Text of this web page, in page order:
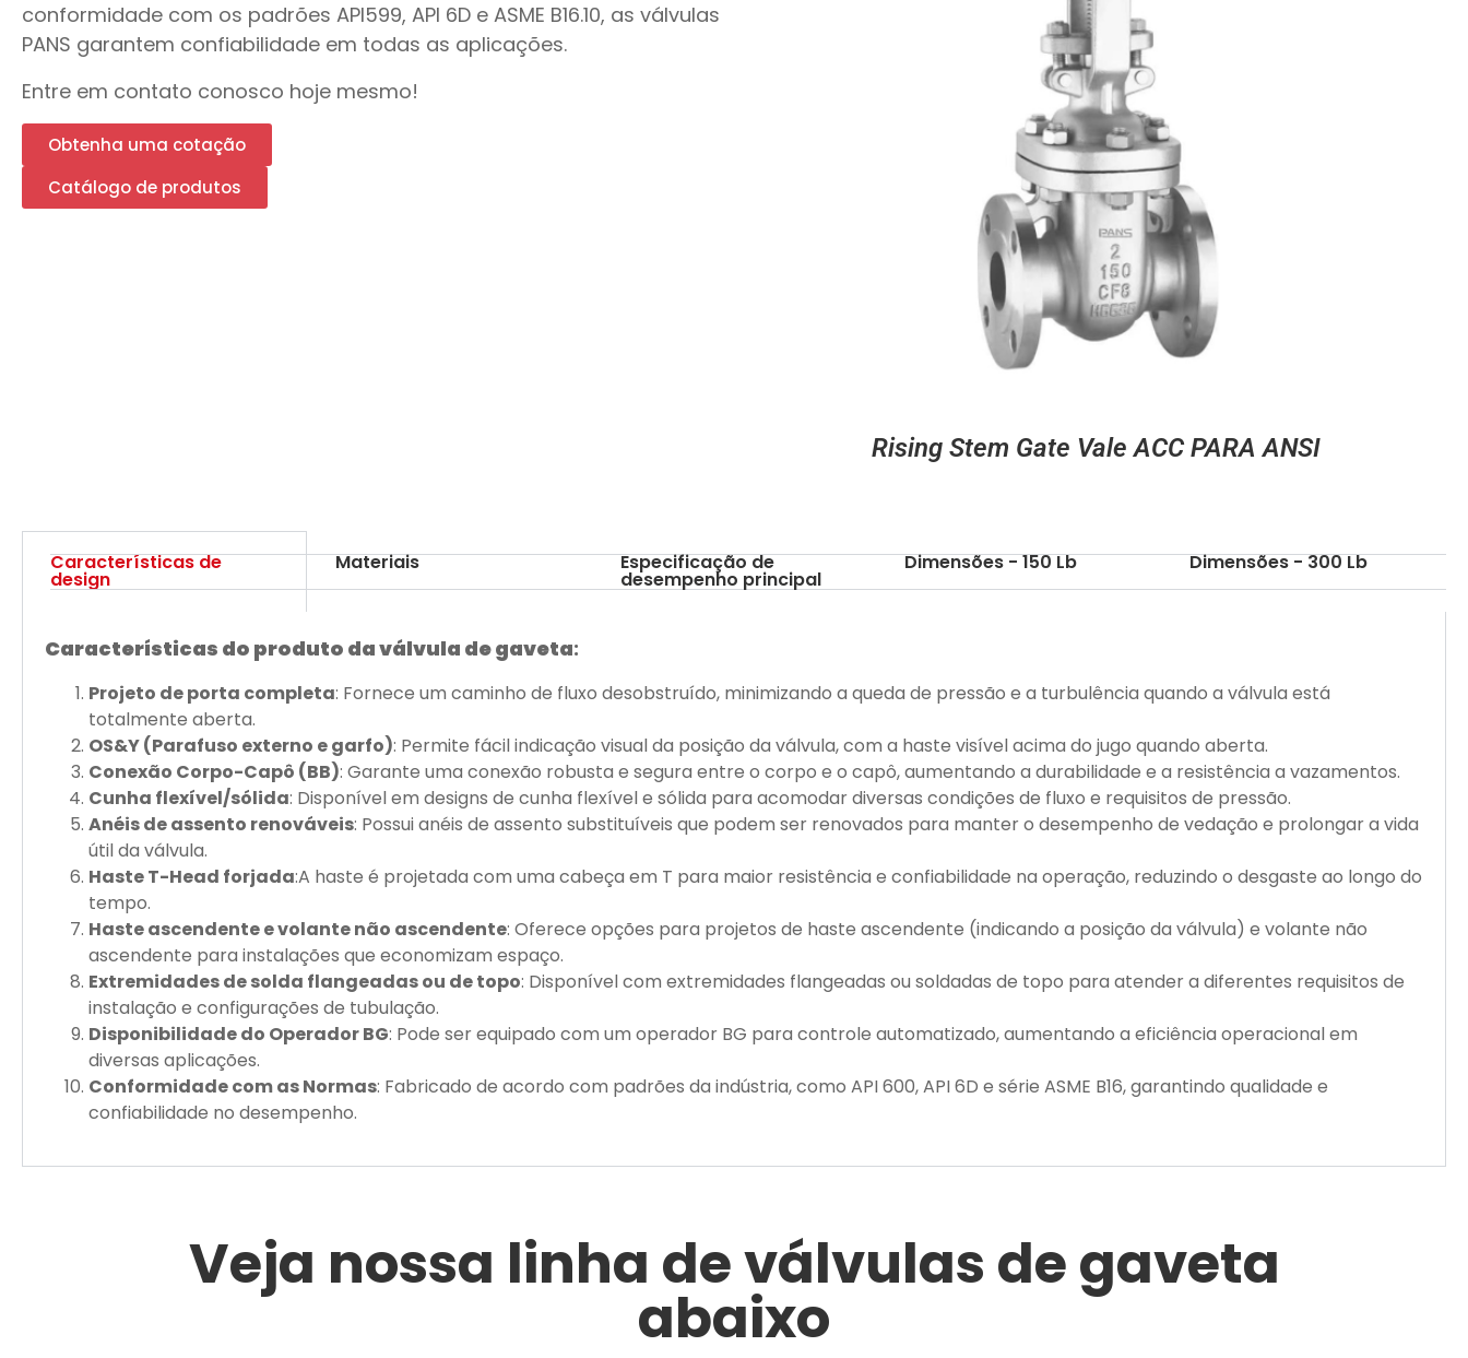
conformidade com os padrões API599, API 6D e ASME B16.10, as válvulas
PANS garantem confiabilidade em todas as aplicações.
Entre em contato conosco hoje mesmo!
Obtenha uma cotação
Catálogo de produtos
Rising Stem Gate Vale ACC PARA ANSI
Características de
design
Materiais Especificação de
desempenho principal
Dimensões - 150 Lb Dimensões - 300 Lb
Características do produto da válvula de gaveta:
Projeto de porta completa: Fornece um caminho de fluxo desobstruído, minimizando a queda de pressão e a turbulência quando a válvula está
totalmente aberta.
OS&Y (Parafuso externo e garfo): Permite fácil indicação visual da posição da válvula, com a haste visível acima do jugo quando aberta.
Conexão Corpo-Capô (BB): Garante uma conexão robusta e segura entre o corpo e o capô, aumentando a durabilidade e a resistência a vazamentos.
Cunha flexível/sólida: Disponível em designs de cunha flexível e sólida para acomodar diversas condições de fluxo e requisitos de pressão.
Anéis de assento renováveis: Possui anéis de assento substituíveis que podem ser renovados para manter o desempenho de vedação e prolongar a vida
útil da válvula.
Haste T-Head forjada:A haste é projetada com uma cabeça em T para maior resistência e confiabilidade na operação, reduzindo o desgaste ao longo do
tempo.
Haste ascendente e volante não ascendente: Oferece opções para projetos de haste ascendente (indicando a posição da válvula) e volante não
ascendente para instalações que economizam espaço.
Extremidades de solda flangeadas ou de topo: Disponível com extremidades flangeadas ou soldadas de topo para atender a diferentes requisitos de
instalação e configurações de tubulação.
Disponibilidade do Operador BG: Pode ser equipado com um operador BG para controle automatizado, aumentando a eficiência operacional em
diversas aplicações.
Conformidade com as Normas: Fabricado de acordo com padrões da indústria, como API 600, API 6D e série ASME B16, garantindo qualidade e
confiabilidade no desempenho.
Veja nossa linha de válvulas de gaveta
abaixo